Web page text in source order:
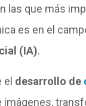
las que más
es en el
(IA).
desarrollo de
imágenes,